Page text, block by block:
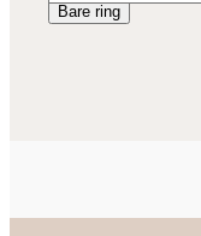
Bare ring